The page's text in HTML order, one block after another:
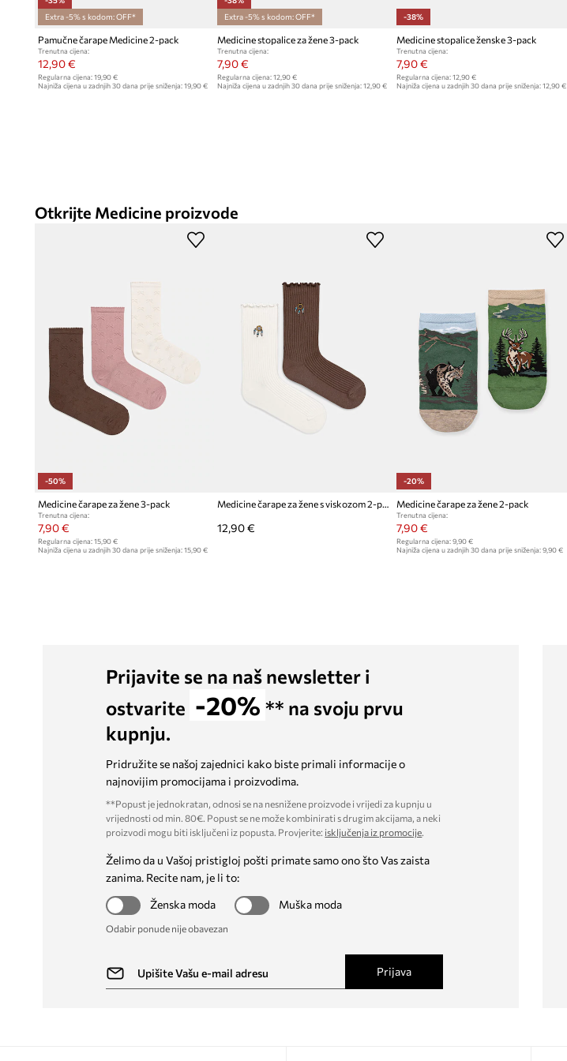
Extra -5% s kodom: OFF*
Pamučne čarape Medicine 2-pack
Trenutna cijena:
12,90 €
Regularna cijena: 19,90 €
Najniža cijena u zadnjih 30 dana prije sniženja: 19,90 €
Extra -5% s kodom: OFF*
Medicine stopalice za žene 3-pack
Trenutna cijena:
7,90 €
Regularna cijena:12,90 €
Najniža cijena u zadnjih 30 dana prije sniženja:12,90 €
-38%
Medicine stopalice ženske 3-pack
Trenutna cijena:
7,90 €
Regularna cijena: 12,90 €
Najniža cijena u zadnjih 30 dana prije sniženja: 12,90 €
Otkrijte Medicine proizvode
-50%
Medicine čarape za žene 3-pack
Trenutna cijena:
7,90 €
Regularna cijena: 15,90 €
Najniža cijena u zadnjih 30 dana prije sniženja: 15,90 €
Medicine čarape za žene s viskozom 2-pack
12,90 €
-20%
Medicine čarape za žene 2-pack
Trenutna cijena:
7,90 €
Regularna cijena: 9,90 €
Najniža cijena u zadnjih 30 dana prije sniženja: 9,90 €
Prijavite se na naš newsletter i
ostvarite -20% ** na svoju prvu
kupnju.
Pridružite se našoj zajednici kako biste primali informacije o
najnovijim promocijama i proizvodima.
**Popust je jednokratan, odnosi se na nesnižene proizvode i vrijedi za kupnju u
vrijednosti od min. 80€. Popust se ne može kombinirati s drugim akcijama, a neki
proizvodi mogu biti isključeni iz popusta. Provjerite: isključenja iz promocije
Želimo da u Vašoj pristigloj pošti primate samo ono što Vas zaista
zanima. Recite nam, je li to:
Ženska moda
Muška moda
Odabir ponude nije obavezan
Prijava